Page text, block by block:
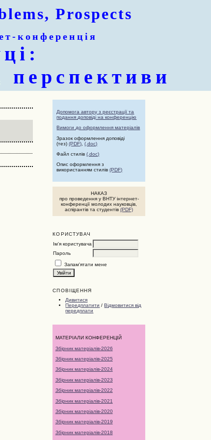
Prospects
конференція
перспективи
Допомога автору з реєстрації та
подання доповіді на конференцію
Вимоги до оформлення матеріалів
Зразок оформлення доповіді
(тез)(PDF) ,(.doc)
Файл стилів(.doс)
Опис оформлення з
використанням стилів(PDF)
НАКАЗ
про проведення у ВНТУ інтернет-
конференції молодих науковців,
аспірантів та студентів(PDF)
КОРИСТУВАЧ
Ім'я користувача
Пароль
Запам'ятати мене
СПОВІЩЕННЯ
Дивитися
Передплатити /Відмовитися від
передплати
МАТЕРІАЛИ КОНФЕРЕНЦІЙ
Збірник матеріалів-2026
Збірник матеріалів-2025
Збірник матеріалів-2024
Збірник матеріалів-2023
Збірник матеріалів-2022
Збірник матеріалів-2021
Збірник матеріалів-2020
Збірник матеріалів-2019
Збірник матеріалів-2018